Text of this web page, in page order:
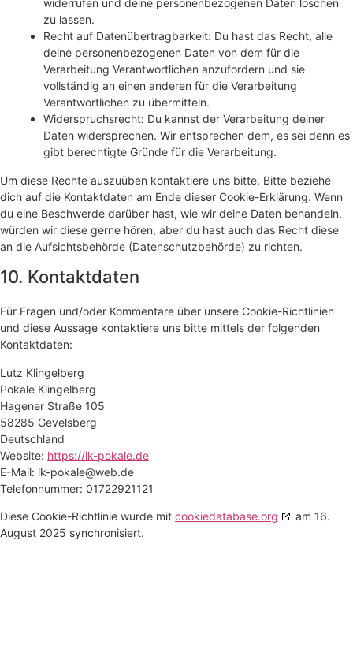
widerrufen und deine personenbezogenen Daten löschen
zu lassen.
Recht auf Datenübertragbarkeit: Du hast das Recht, alle
deine personenbezogenen Daten von dem für die
Verarbeitung Verantwortlichen anzufordern und sie
vollständig an einen anderen für die Verarbeitung
Verantwortlichen zu übermitteln.
Widerspruchsrecht: Du kannst der Verarbeitung deiner
Daten widersprechen. Wir entsprechen dem, es sei denn es
gibt berechtigte Gründe für die Verarbeitung.
Um diese Rechte auszuüben kontaktiere uns bitte. Bitte beziehe
dich auf die Kontaktdaten am Ende dieser Cookie-Erklärung. Wenn
du eine Beschwerde darüber hast, wie wir deine Daten behandeln,
würden wir diese gerne hören, aber du hast auch das Recht diese
an die Aufsichtsbehörde (Datenschutzbehörde) zu richten.
10. Kontaktdaten
Für Fragen und/oder Kommentare über unsere Cookie-Richtlinien
und diese Aussage kontaktiere uns bitte mittels der folgenden
Kontaktdaten:
Lutz Klingelberg
Pokale Klingelberg
Hagener Straße 105
58285 Gevelsberg
Deutschland
Website: https://lk-pokale.de
E-Mail: lk-pokale@web.de
Telefonnummer: 01722921121
Diese Cookie-Richtlinie wurde mit cookiedatabase.org
am 16.
August 2025 synchronisiert.